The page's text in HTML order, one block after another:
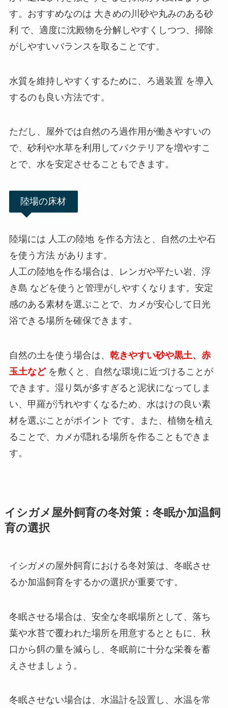
す。おすすめなのは 大きめの川砂や丸みのある砂
利 で、適度に沈殿物を分解しやすくしつつ、掃除
がしやすいバランスを取ることです。
水質を維持しやすくするために、ろ過装置 を導入
するのも良い方法です。
ただし、屋外では自然のろ過作用が働きやすいの
で、砂利や水草を利用してバクテリアを増やすこ
とで、水を安定させることもできます。
陸場の床材
陸場には 人工の陸地 を作る方法と、自然の土や石
を使う方法 があります。
人工の陸地を作る場合は、レンガや平たい岩、浮
き島 などを使うと管理がしやすくなります。安定
感のある素材を選ぶことで、カメが安心して日光
浴できる場所を確保できます。
自然の土を使う場合は、 乾きやすい砂や黒土、赤
玉土などを敷くと、自然な環境に近づけることが
できます。湿り気が多すぎると泥状になってしま
い、甲羅が汚れやすくなるため、水はけの良い素
材を選ぶことがポイント です。また、植物を植え
ることで、カメが隠れる場所を作ることもできま
す。
イシガメ屋外飼育の冬対策：冬眠か加温飼
育の選択
イシガメの屋外飼育における冬対策は、冬眠させ
るか加温飼育をするかの選択が重要です。
冬眠させる場合は、安全な冬眠場所として、落ち
葉や水苔で覆われた場所を用意するとともに、秋
口から餌の量を減らし、冬眠前に十分な栄養を蓄
えさせましょう。
冬眠させない場合は、水温計を設置し、水温を常